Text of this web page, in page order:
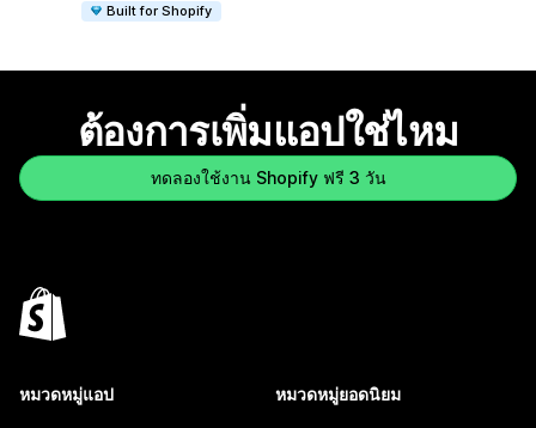
Built for Shopify
ต้องการเพิ่มแอปใช่ไหม
ทดลองใช้งาน Shopify ฟรี 3 วัน
หมวดหมู่แอป หมวดหมู่ยอดนิยม